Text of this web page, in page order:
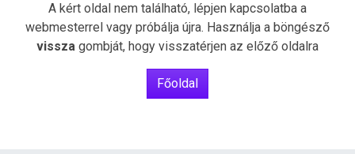
A kért oldal nem található, lépjen kapcsolatba a
webmesterrel vagy próbálja újra. Használja a böngésző
vissza gombját, hogy visszatérjen az előző oldalra
Főoldal